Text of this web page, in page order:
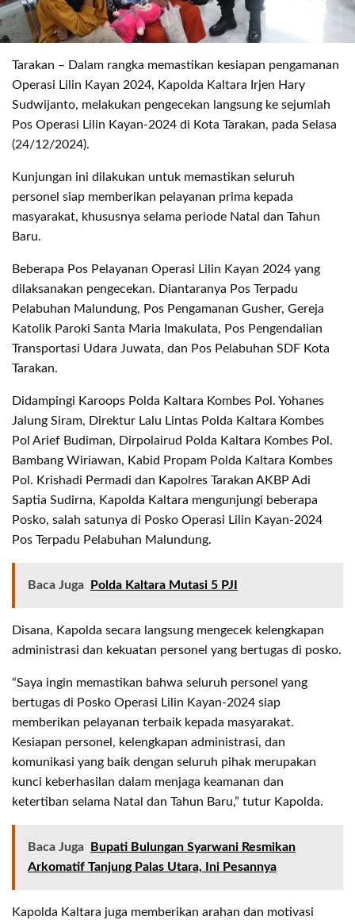
Tarakan – Dalam rangka memastikan kesiapan pengamanan
Operasi Lilin Kayan 2024, Kapolda Kaltara Irjen Hary
Sudwijanto, melakukan pengecekan langsung ke sejumlah
Pos Operasi Lilin Kayan-2024 di Kota Tarakan, pada Selasa
(24/12/2024).
Kunjungan ini dilakukan untuk memastikan seluruh
personel siap memberikan pelayanan prima kepada
masyarakat, khususnya selama periode Natal dan Tahun
Baru.
Beberapa Pos Pelayanan Operasi Lilin Kayan 2024 yang
dilaksanakan pengecekan. Diantaranya Pos Terpadu
Pelabuhan Malundung, Pos Pengamanan Gusher, Gereja
Katolik Paroki Santa Maria Imakulata, Pos Pengendalian
Transportasi Udara Juwata, dan Pos Pelabuhan SDF Kota
Tarakan.
Didampingi Karoops Polda Kaltara Kombes Pol. Yohanes
Jalung Siram, Direktur Lalu Lintas Polda Kaltara Kombes
Pol Arief Budiman, Dirpolairud Polda Kaltara Kombes Pol.
Bambang Wiriawan, Kabid Propam Polda Kaltara Kombes
Pol. Krishadi Permadi dan Kapolres Tarakan AKBP Adi
Saptia Sudirna, Kapolda Kaltara mengunjungi beberapa
Posko, salah satunya di Posko Operasi Lilin Kayan-2024
Pos Terpadu Pelabuhan Malundung.
Baca Juga Polda Kaltara Mutasi 5 PJI
Disana, Kapolda secara langsung mengecek kelengkapan
administrasi dan kekuatan personel yang bertugas di posko.
“Saya ingin memastikan bahwa seluruh personel yang
bertugas di Posko Operasi Lilin Kayan-2024 siap
memberikan pelayanan terbaik kepada masyarakat.
Kesiapan personel, kelengkapan administrasi, dan
komunikasi yang baik dengan seluruh pihak merupakan
kunci keberhasilan dalam menjaga keamanan dan
ketertiban selama Natal dan Tahun Baru,” tutur Kapolda.
Baca Juga
Bupati Bulungan Syarwani Resmikan
Arkomatif Tanjung Palas Utara, Ini Pesannya
Kapolda Kaltara juga memberikan arahan dan motivasi